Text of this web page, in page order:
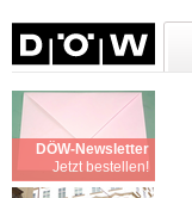
DÖW-Newsletter
Jetzt bestellen!